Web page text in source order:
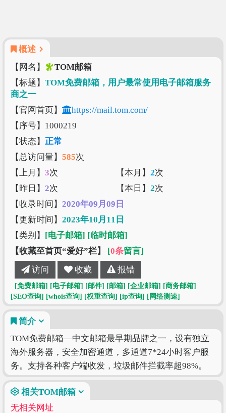
概述
【网名】
TOM邮箱
【标题】 TOM免费邮箱，用户最常使用电子邮箱服务
商之一
【官网首页】
https://mail.tom.com/
【序号】1000219
【状态】 正常
【总访问量】 585次
【上月】 3次 【本月】 2次
【昨日】 2次 【本日】 2次
【收录时间】 2020年09月09日
【更新时间】 2023年10月11日
【类别】 [电子邮箱] [临时邮箱]
【收藏至首页“爱好”栏】
[0条留言]
访问 收藏 报错
[免费邮箱] [电子邮箱] [邮件] [邮箱] [企业邮箱] [商务邮箱]
[SEO查询] [whois查询] [权重查询] [ip查询] [网络测速]
简介
TOM免费邮箱—中文邮箱最早期品牌之一，设有独立
海外服务器，安全加密通道，多通道7*24小时客户服
务。支持各种客户端收发，垃圾邮件拦截率超98%。
相关TOM邮箱
无相关网址